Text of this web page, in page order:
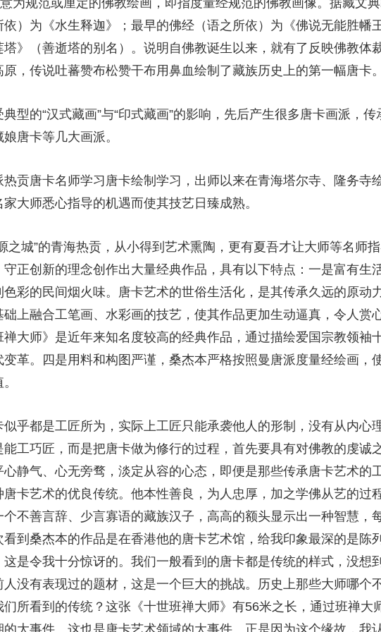
为规范或厘定的佛教绘画，即指度量经规范的佛教画像。据藏文
）为《水生释迦》；最早的佛经（语之所依）为《佛说无能胜幡
》（善逝塔的别名）。说明自佛教诞生以来，就有了反映佛教体
，传说吐蕃赞布松赞干布用鼻血绘制了藏族历史上的第一幅唐卡。
型的“汉式藏画”与“印式藏画”的影响，先后产生很多唐卡画派，
唐卡等几大画派。
贡唐卡名师学习唐卡绘制学习，出师以来在青海塔尔寺、隆务寺
大师悉心指导的机遇而使其技艺日臻成熟。
之城”的青海热贡，从小得到艺术熏陶，更有夏吾才让大师等名师
正创新的理念创作出大量经典作品，具有以下特点：一是富有生
彩的民间烟火味。唐卡艺术的世俗生活化，是其传承久远的原动
上融合工笔画、水彩画的技艺，使其作品更加生动逼真，令人赏
大师》是近年来知名度较高的经典作品，通过描绘爱国宗教领袖
革。四是用料和构图严谨，桑杰本严格按照曼唐派度量经绘画，
乎都是工匠所为，实际上工匠只能承袭他人的形制，没有从内心
工巧匠，而是把唐卡做为修行的过程，首先要具有对佛教的虔诚
静气、心无旁骛，淡定从容的心态，即便是那些传承唐卡艺术的
卡艺术的优良传统。他本性善良，为人忠厚，加之学佛从艺的过
不善言辞、少言寡语的藏族汉子，高高的额头显示出一种智慧，
到桑杰本的作品是在香港他的唐卡艺术馆，给我印象最深的是陈
是令我十分惊讶的。我们一般看到的唐卡都是传统的样式，没想
没有表现过的题材，这是一个巨大的挑战。历史上那些大师哪个
所看到的传统？这张《十世班禅大师》有56米之长，通过班禅大